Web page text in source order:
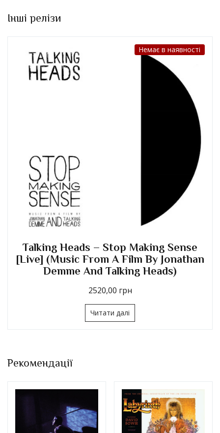
Інші релізи
Немає в наявності
Talking Heads – Stop Making Sense
[Live] (Music From A Film By Jonathan
Demme And Talking Heads)
2520,00 грн
Читати далі
Рекомендації